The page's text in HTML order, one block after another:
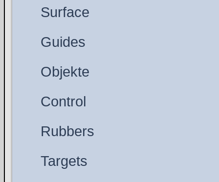
Surface
Guides
Objekte
Control
Rubbers
Targets